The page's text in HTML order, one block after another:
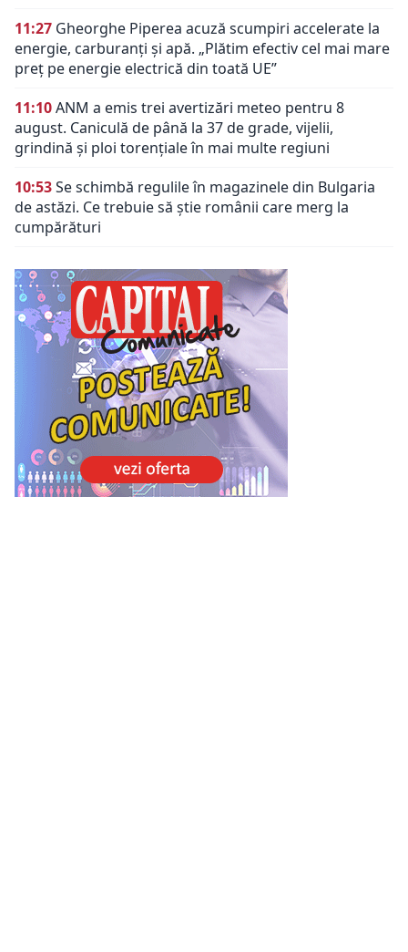
11:27 Gheorghe Piperea acuză scumpiri accelerate la
energie, carburanți și apă. „Plătim efectiv cel mai mare
preț pe energie electrică din toată UE”
11:10ANM a emis trei avertizări meteo pentru 8
august. Caniculă de până la 37 de grade, vijelii,
grindină și ploi torențiale în mai multe regiuni
10:53Se schimbă regulile în magazinele din Bulgaria
de astăzi. Ce trebuie să știe românii care merg la
cumpărături